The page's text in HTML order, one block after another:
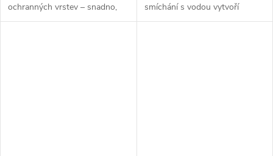
ochranných vrstev – snadno,
rychle a bez zbytků.
smíchání s vodou vytvoří
hustou čisticí pěnu pro